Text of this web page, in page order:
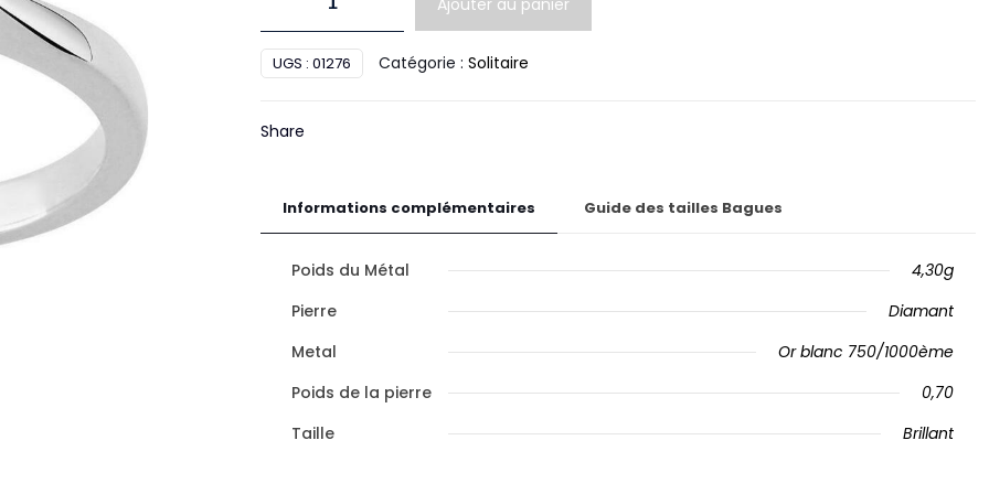
Solit
Diamant
UGS : 01276 Catégorie : Solitaire
Share
Informations complémentaires Guide des tailles Bagues
Poids du Métal
4,30g
Pierre
Diamant
Metal
Or blanc 750/1000ème
Poids de la pierre
0,70
Taille
Brillant